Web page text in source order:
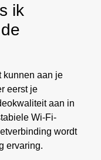
ik
kunnen aan je
eerst je
aan in
Wi-Fi-
wordt
ervaring.